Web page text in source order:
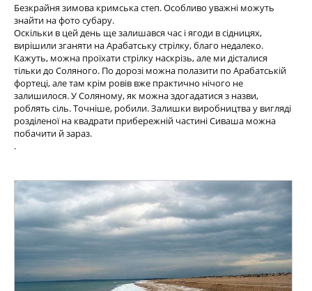
Безкрайня зимова кримська степ. Особливо уважні можуть
знайти на фото субару.
Оскільки в цей день ще залишався час і ягоди в сідницях,
вирішили зганяти на Арабатську стрілку, благо недалеко.
Кажуть, можна проїхати стрілку наскрізь, але ми дісталися
тільки до Соляного. По дорозі можна полазити по Арабатській
фортеці, але там крім ровів вже практично нічого не
залишилося. У Соляному, як можна здогадатися з назви,
роблять сіль. Точніше, робили. Залишки виробництва у вигляді
розділеної на квадрати прибережній частині Сиваша можна
побачити й зараз.
.